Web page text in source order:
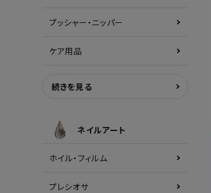
プッシャー・ニッパー
ケア用品
続きを見る
ネイルアート
ホイル・フィルム
プレシオサ